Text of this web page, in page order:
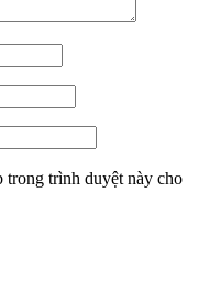
trong trình duyệt này cho